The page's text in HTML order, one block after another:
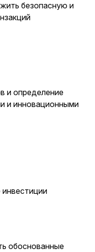
безопасную и
и определение
и инновационными
обоснованные